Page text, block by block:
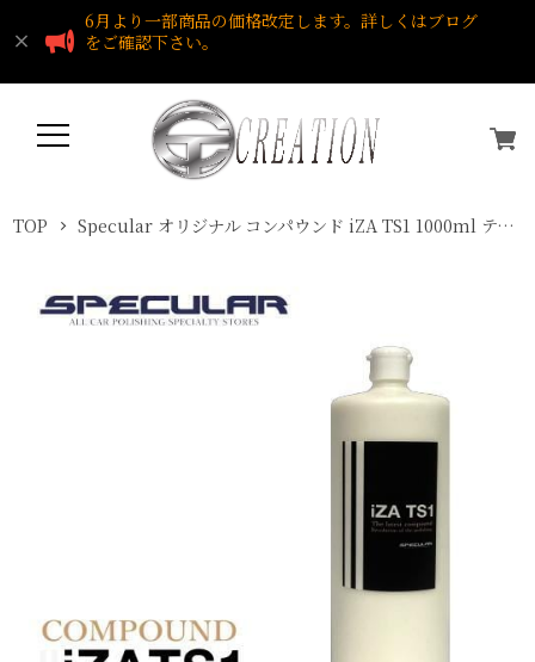
6月より一部商品の価格改定します。詳しくはブログ
をご確認下さい。
TOP Specular オリジナル コンパウンド iZA TS1 1000ml テスラ専用 ファーストポリッシュ用